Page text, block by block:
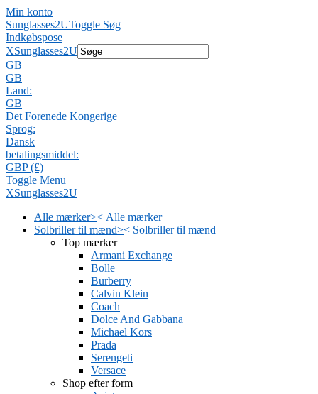
Min konto
Sunglasses2UToggle Søg
Indkøbspose
XSunglasses2U
GB
GB
Land:
GB
Det Forenede Kongerige
Sprog:
Dansk
betalingsmiddel:
GBP (£)
Toggle Menu
XSunglasses2U
Alle mærker>< Alle mærker
Solbriller til mænd>< Solbriller til mænd
Top mærker
Armani Exchange
Bolle
Burberry
Calvin Klein
Coach
Dolce And Gabbana
Michael Kors
Prada
Serengeti
Versace
Shop efter form